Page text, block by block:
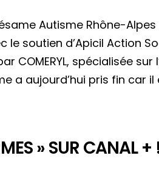
Autisme Rhône-
le soutien d’Apicil Action
COMERYL, spécialisée
a aujourd’hui pris fin car
» SUR CANAL +